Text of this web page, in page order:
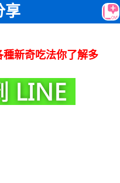
享
新奇吃法你了解多